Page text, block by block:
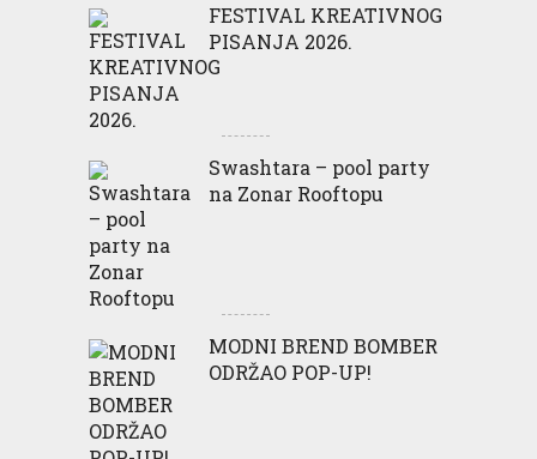
FESTIVAL KREATIVNOG
PISANJA 2026.
Swashtara – pool party
na Zonar Rooftopu
MODNI BREND BOMBER
ODRŽAO POP-UP!